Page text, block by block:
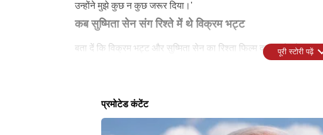
उन्होंने मुझे कुछ न कुछ जरूर दिया।'
कब सुष्मिता सेन संग रिश्ते में थे विक्रम भट्ट
बता दें कि विक्रम भट्ट और सुष्मिता सेन का रिश्ता फिल्म दस्तक के सेट
लेटेस्ट न्यूज
पूरी स्टोरी पढ़ें